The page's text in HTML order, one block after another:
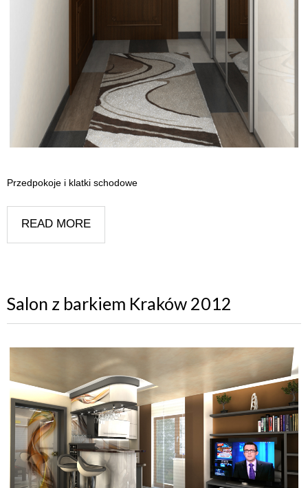
Przedpokoje i klatki schodowe
READ MORE
Salon z barkiem Kraków 2012